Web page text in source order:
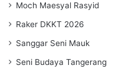
Moch Maesyal Rasyid
Raker DKKT 2026
Sanggar Seni Mauk
Seni Budaya Tangerang